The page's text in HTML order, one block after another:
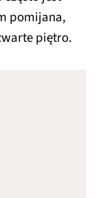
pomijana,
piętro.